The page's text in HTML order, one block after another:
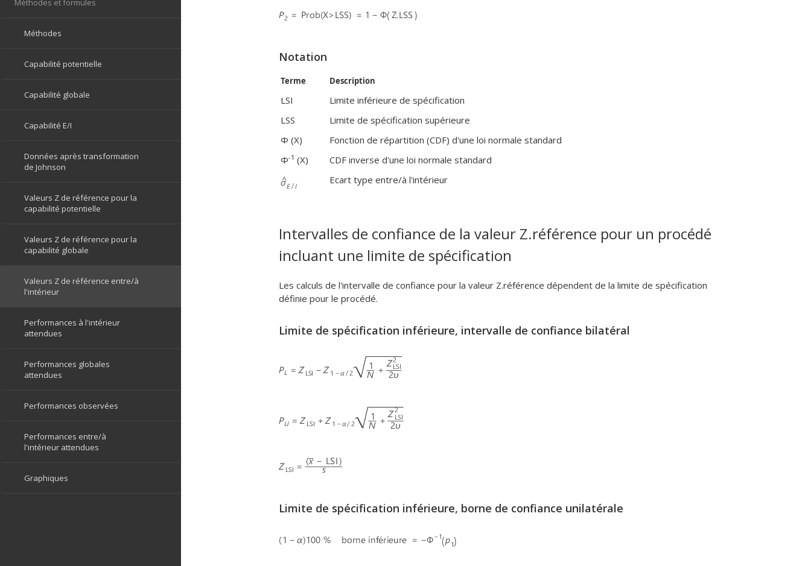
Notation
Terme Description
LSI
Limite inférieure de spécification
LSS
Limite de spécification supérieure
Φ (X)
Fonction de répartition (CDF) d'une loi normale standard
Φ-1 (X)
CDF inverse d'une loi normale standard
Ecart type entre/à l'intérieur
Intervalles de confiance de la valeur Z.référence pour un procédé
incluant une limite de spécification
Les calculs de l'intervalle de confiance pour la valeur Z.référence dépendent de la limite de spécification
définie pour le procédé.
Limite de spécification inférieure, intervalle de confiance bilatéral
Limite de spécification inférieure, borne de confiance unilatérale